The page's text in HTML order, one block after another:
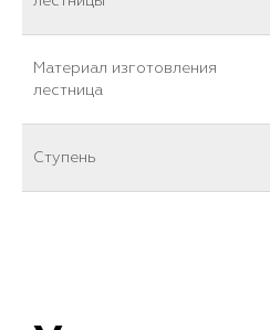
Материал изготовления
лестница
Ступень